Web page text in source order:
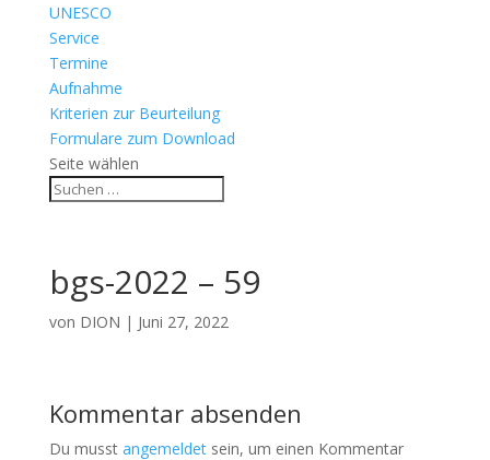
UNESCO
Service
Termine
Aufnahme
Kriterien zur Beurteilung
Formulare zum Download
Seite wählen
bgs-2022 – 59
von DION | Juni 27, 2022
Kommentar absenden
Du musst angemeldetsein, um einen Kommentar